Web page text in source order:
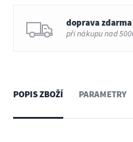
doprava zdarma
při nákupu nad
POPIS ZBOŽÍ PARAMETRY